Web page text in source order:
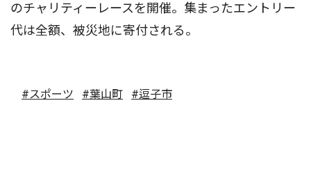
のチャリティーレースを開催。集まったエントリー
代は全額、被災地に寄付される。
#スポーツ #葉山町 #逗子市